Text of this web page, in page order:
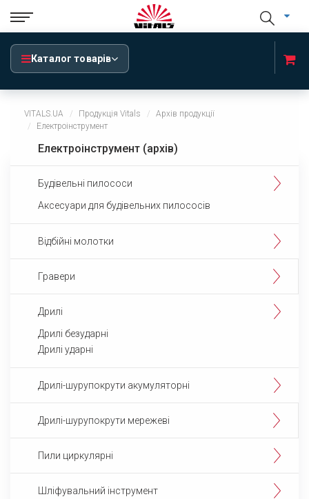
Каталог товарів
VITALS.UA Продукція Vitals
Архів продукції
Електроінструмент
Електроінструмент (архів)
Будівельні пилососи
Аксесуари для будівельних пилососів
Відбійні молотки
Гравери
Дрилі
Дрилі безударні
Дрилі ударні
Дрилі-шурупокрути акумуляторні
Дрилі-шурупокрути мережеві
Пили циркулярні
Шліфувальний інструмент